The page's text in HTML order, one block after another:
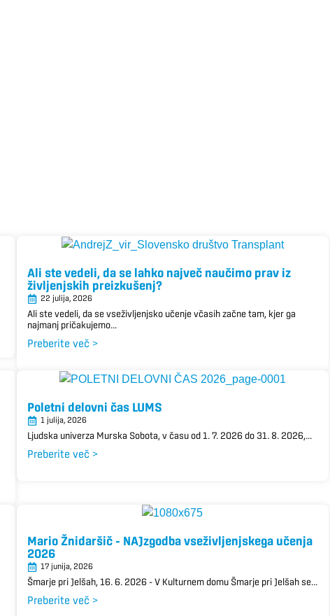
Ali ste vedeli, da se lahko največ naučimo prav iz
življenjskih preizkušenj?
22 julija, 2026
Ali ste vedeli, da se vseživljenjsko učenje včasih začne tam, kjer ga
najmanj pričakujemo...
Preberite več >
Poletni delovni čas LUMS
1 julija, 2026
Ljudska univerza Murska Sobota, v času od 1. 7. 2026 do 31. 8. 2026,...
Preberite več >
Mario Žnidaršič – NAJzgodba vseživljenjskega učenja
2026
17 junija, 2026
Šmarje pri Jelšah, 16. 6. 2026 – V Kulturnem domu Šmarje pri Jelšah se...
Preberite več >